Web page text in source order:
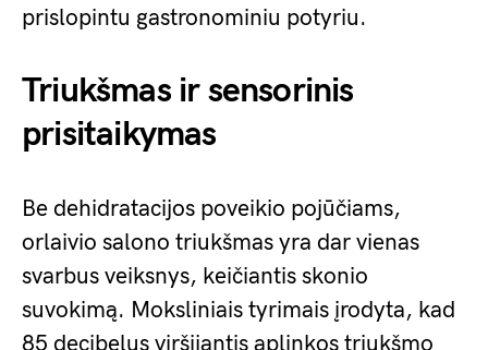
prislopintu gastronominiu potyriu.
Triukšmas ir sensorinis
prisitaikymas
Be dehidratacijos poveikio pojūčiams,
orlaivio salono triukšmas yra dar vienas
svarbus veiksnys, keičiantis skonio
suvokimą. Moksliniais tyrimais įrodyta, kad
85 decibelus viršijantis aplinkos triukšmo